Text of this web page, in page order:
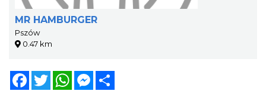
MR HAMBURGER
Pszów
0.47 km
FacebookTwitterWhatsAppMessenger